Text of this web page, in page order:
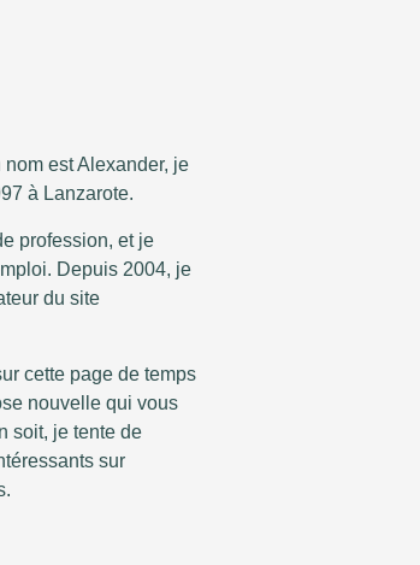
nom est Alexander, je
à Lanzarote.
profession, et je
Depuis 2004, je
du site
cette page de temps
nouvelle qui vous
soit, je tente de
sur